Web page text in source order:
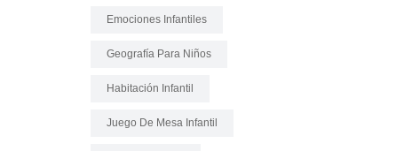
Emociones Infantiles
Geografía Para Niños
Habitación Infantil
Juego De Mesa Infantil